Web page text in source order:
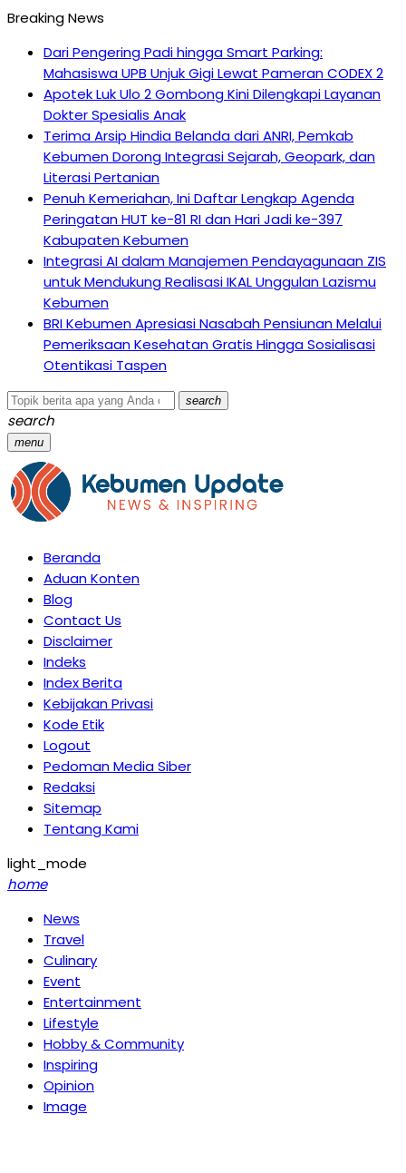
Breaking News
Dari Pengering Padi hingga Smart Parking:
Mahasiswa UPB Unjuk Gigi Lewat Pameran CODEX 2
Apotek Luk Ulo 2 Gombong Kini Dilengkapi Layanan
Dokter Spesialis Anak
Terima Arsip Hindia Belanda dari ANRI, Pemkab
Kebumen Dorong Integrasi Sejarah, Geopark, dan
Literasi Pertanian
Penuh Kemeriahan, Ini Daftar Lengkap Agenda
Peringatan HUT ke-81 RI dan Hari Jadi ke-397
Kabupaten Kebumen
Integrasi AI dalam Manajemen Pendayagunaan ZIS
untuk Mendukung Realisasi IKAL Unggulan Lazismu
Kebumen
BRI Kebumen Apresiasi Nasabah Pensiunan Melalui
Pemeriksaan Kesehatan Gratis Hingga Sosialisasi
Otentikasi Taspen
search
search
menu
Beranda
Aduan Konten
Blog
Contact Us
Disclaimer
Indeks
Index Berita
Kebijakan Privasi
Kode Etik
Logout
Pedoman Media Siber
Redaksi
Sitemap
Tentang Kami
light_mode
home
News
Travel
Culinary
Event
Entertainment
Lifestyle
Hobby & Community
Inspiring
Opinion
Image